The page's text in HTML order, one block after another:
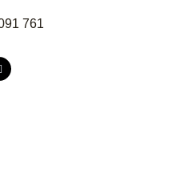
761